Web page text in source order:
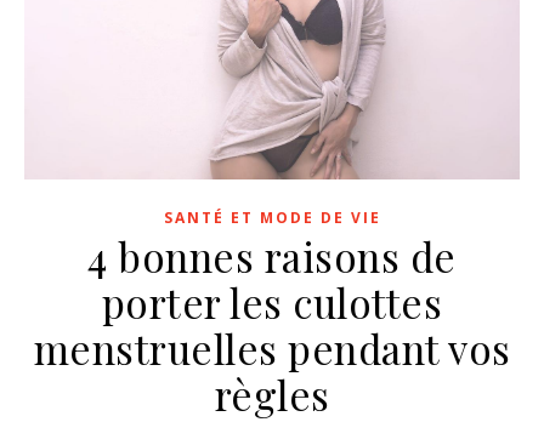
SANTÉ ET MODE DE VIE
4 bonnes raisons de
porter les culottes
menstruelles pendant vos
règles